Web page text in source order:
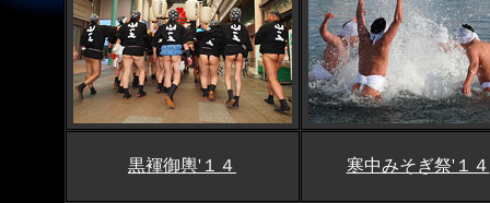
黒褌御輿'１４ 寒中みそぎ祭'１４